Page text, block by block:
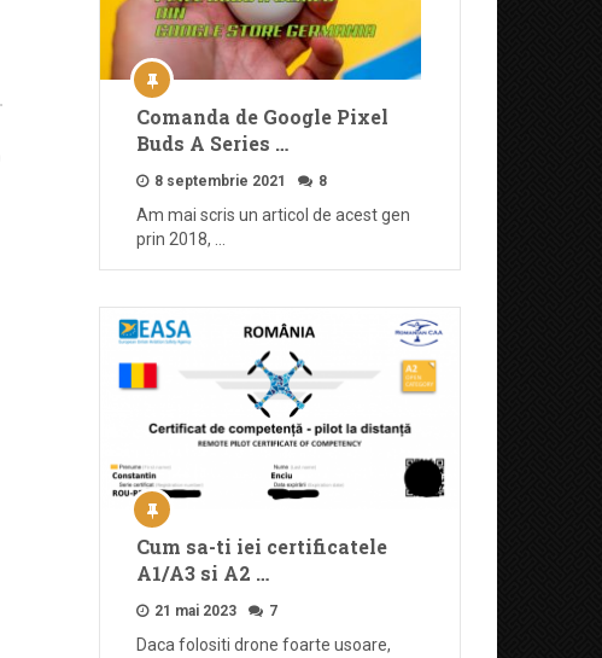
Comanda de Google Pixel
Buds A Series …
8 septembrie 2021 8
Am mai scris un articol de acest gen
prin 2018, …
Cum sa-ti iei certificatele
A1/A3 si A2 …
21 mai 2023 7
Daca folositi drone foarte usoare,